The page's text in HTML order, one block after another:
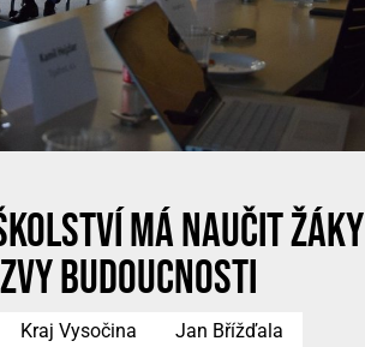
má naučit žáky
budoucnosti
Kraj Vysočina Jan Břížďala